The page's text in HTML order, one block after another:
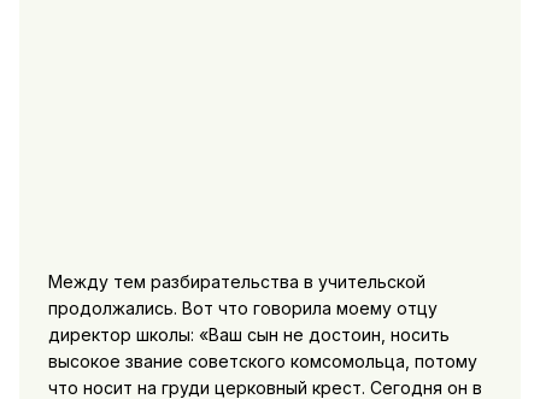
Между тем разбирательства в учительской
продолжались. Вот что говорила моему отцу
директор школы: «Ваш сын не достоин, носить
высокое звание советского комсомольца, потому
что носит на груди церковный крест. Сегодня он в